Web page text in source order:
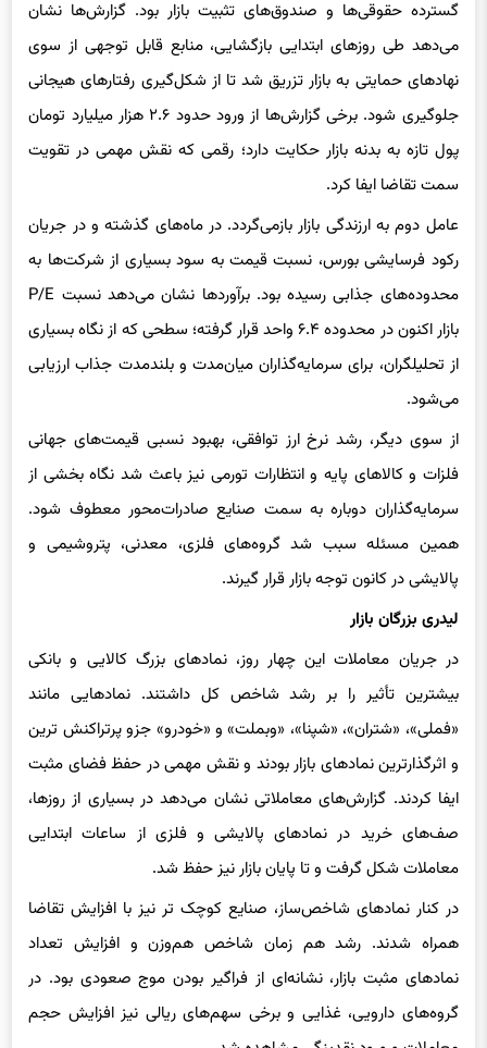
می‌دهد طی روزهای ابتدایی بازگشایی، منابع قابل توجهی از سوی
نهادهای حمایتی به بازار تزریق شد تا از شکل‌گیری رفتارهای هیجانی
جلوگیری شود. برخی گزارش‌ها از ورود حدود ۲.۶ هزار میلیارد تومان
پول تازه به بدنه بازار حکایت دارد؛ رقمی که نقش مهمی در تقویت
سمت تقاضا ایفا کرد.
عامل دوم به ارزندگی بازار بازمی‌گردد. در ماه‌های گذشته و در جریان
رکود فرسایشی بورس، نسبت قیمت به سود بسیاری از شرکت‌ها به
محدوده‌های جذابی رسیده بود. برآوردها نشان می‌دهد نسبت P/E
بازار اکنون در محدوده ۶.۴ واحد قرار گرفته؛ سطحی که از نگاه بسیاری
از تحلیلگران، برای سرمایه‌گذاران میان‌مدت و بلندمدت جذاب ارزیابی
می‌شود.
از سوی دیگر، رشد نرخ ارز توافقی، بهبود نسبی قیمت‌های جهانی
فلزات و کالاهای پایه و انتظارات تورمی نیز باعث شد نگاه بخشی از
سرمایه‌گذاران دوباره به سمت صنایع صادرات‌محور معطوف شود.
همین مسئله سبب شد گروه‌های فلزی، معدنی، پتروشیمی و
پالایشی در کانون توجه بازار قرار گیرند.
لیدری بزرگان بازار
در جریان معاملات این چهار روز، نمادهای بزرگ کالایی و بانکی
بیشترین تأثیر را بر رشد شاخص کل داشتند. نمادهایی مانند
«فملی»، «شتران»، «شپنا»، «وبملت» و «خودرو» جزو پرتراکنش‌ ترین
و اثرگذارترین نمادهای بازار بودند و نقش مهمی در حفظ فضای مثبت
ایفا کردند. گزارش‌های معاملاتی نشان می‌دهد در بسیاری از روزها،
صف‌های خرید در نمادهای پالایشی و فلزی از ساعات ابتدایی
معاملات شکل گرفت و تا پایان بازار نیز حفظ شد.
در کنار نمادهای شاخص‌ساز، صنایع کوچک ‌تر نیز با افزایش تقاضا
همراه شدند. رشد هم‌ زمان شاخص هم‌وزن و افزایش تعداد
نمادهای مثبت بازار، نشانه‌ای از فراگیر بودن موج صعودی بود. در
گروه‌های دارویی، غذایی و برخی سهم‌های ریالی نیز افزایش حجم
معاملات و ورود نقدینگی مشاهده شد.